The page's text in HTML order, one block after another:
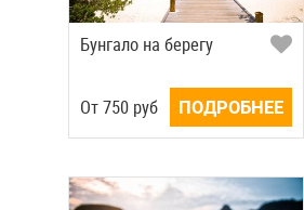
Бунгало на берегу
Oт750руб ПОДРОБНЕЕ